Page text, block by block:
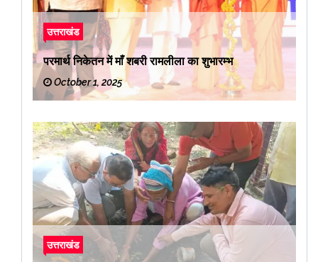
उत्तराखंड
परमार्थ निकेतन में माँ शबरी रामलीला का शुभारम्भ
October 1, 2025
उत्तराखंड